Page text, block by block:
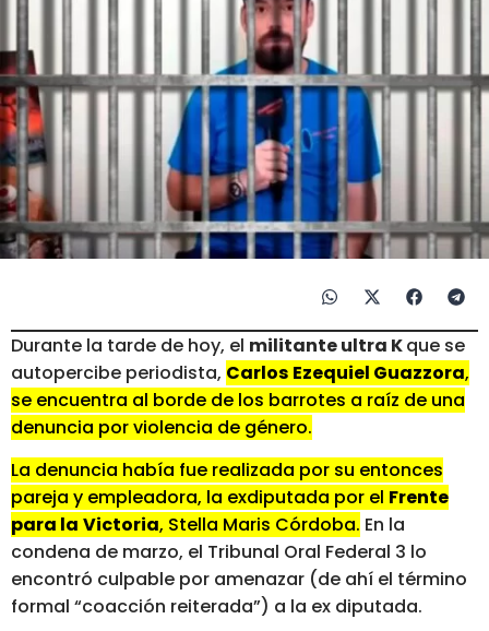
Durante la tarde de hoy, el militante ultra Kque se
autopercibe periodista, Carlos Ezequiel Guazzora,
se encuentra al borde de los barrotes a raíz de una
denuncia por violencia de género.
La denuncia había fue realizada por su entonces
pareja y empleadora, la exdiputada por el Frente
para la Victoria, Stella Maris Córdoba. En la
condena de marzo, el Tribunal Oral Federal 3 lo
encontró culpable por amenazar (de ahí el término
formal “coacción reiterada”) a la ex diputada.